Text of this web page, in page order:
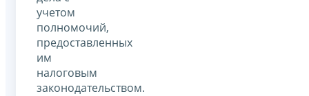
учетом
полномочий,
предоставленных
им
налоговым
законодательством.